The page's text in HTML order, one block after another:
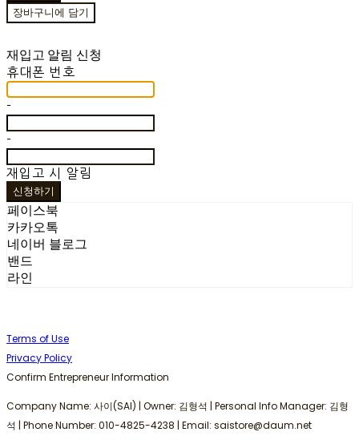
장바구니에 담기
재입고 알림 신청
휴대폰 번호
-
-
재입고 시 알림
신청하기
페이스북
카카오톡
네이버 블로그
밴드
라인
Terms of Use
Privacy Policy
Confirm Entrepreneur Information
Company Name: 사이(SAI) | Owner: 김형석 | Personal Info Manager: 김형
석 | Phone Number: 010-4825-4238 | Email: saistore@daum.net